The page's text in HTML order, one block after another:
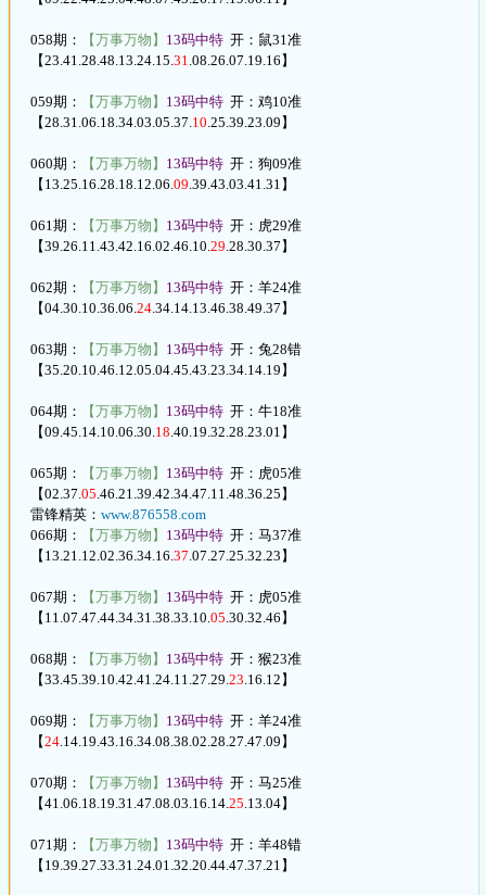
058期： 【万事万物】 13码中特 开：鼠31准
【23.41.28.48.13.24.15.31.08.26.07.19.16】
059期： 【万事万物】 13码中特 开：鸡10准
【28.31.06.18.34.03.05.37.10.25.39.23.09】
060期： 【万事万物】 13码中特 开：狗09准
【13.25.16.28.18.12.06.09.39.43.03.41.31】
061期： 【万事万物】 13码中特 开：虎29准
【39.26.11.43.42.16.02.46.10.29.28.30.37】
062期： 【万事万物】 13码中特 开：羊24准
【04.30.10.36.06.24.34.14.13.46.38.49.37】
063期： 【万事万物】 13码中特 开：兔28错
【35.20.10.46.12.05.04.45.43.23.34.14.19】
064期： 【万事万物】 13码中特 开：牛18准
【09.45.14.10.06.30.18.40.19.32.28.23.01】
065期： 【万事万物】 13码中特 开：虎05准
【02.37.05.46.21.39.42.34.47.11.48.36.25】
雷锋精英： www.876558.com
066期：
【万事万物】 13码中特 开：马37准
【13.21.12.02.36.34.16.37.07.27.25.32.23】
067期： 【万事万物】 13码中特 开：虎05准
【11.07.47.44.34.31.38.33.10.05.30.32.46】
068期： 【万事万物】 13码中特 开：猴23准
【33.45.39.10.42.41.24.11.27.29.23.16.12】
069期： 【万事万物】 13码中特 开：羊24准
【24.14.19.43.16.34.08.38.02.28.27.47.09】
070期： 【万事万物】 13码中特 开：马25准
【41.06.18.19.31.47.08.03.16.14.25.13.04】
071期： 【万事万物】 13码中特 开：羊48错
【19.39.27.33.31.24.01.32.20.44.47.37.21】